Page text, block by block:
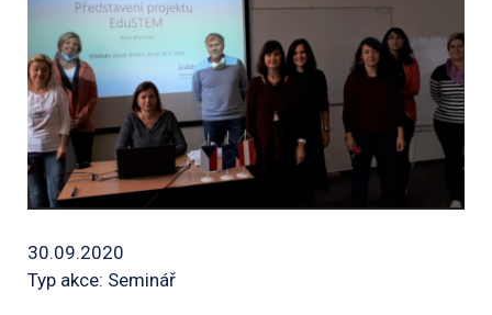
30.09.2020
Typ akce: Seminář